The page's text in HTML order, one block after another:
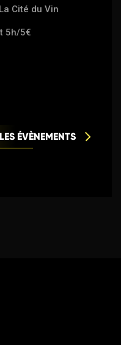
Cité du Vin
5h/5€
ÉVÈNEMENTS